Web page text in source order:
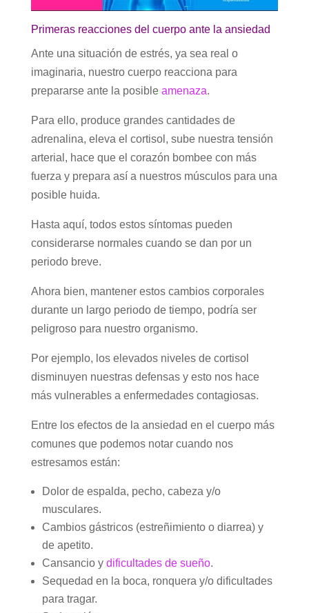
Primeras reacciones del cuerpo ante la ansiedad
Ante una situación de estrés, ya sea real o
imaginaria, nuestro cuerpo reacciona para
prepararse ante la posible amenaza.
Para ello, produce grandes cantidades de
adrenalina, eleva el cortisol, sube nuestra tensión
arterial, hace que el corazón bombee con más
fuerza y prepara así a nuestros músculos para una
posible huida.
Hasta aquí, todos estos síntomas pueden
considerarse normales cuando se dan por un
periodo breve.
Ahora bien, mantener estos cambios corporales
durante un largo periodo de tiempo, podría ser
peligroso para nuestro organismo.
Por ejemplo, los elevados niveles de cortisol
disminuyen nuestras defensas y esto nos hace
más vulnerables a enfermedades contagiosas.
Entre los efectos de la ansiedad en el cuerpo más
comunes que podemos notar cuando nos
estresamos están:
Dolor de espalda, pecho, cabeza y/o
musculares.
Cambios gástricos (estreñimiento o diarrea) y
de apetito.
Cansancio y dificultades de sueño.
Sequedad en la boca, ronquera y/o dificultades
para tragar.